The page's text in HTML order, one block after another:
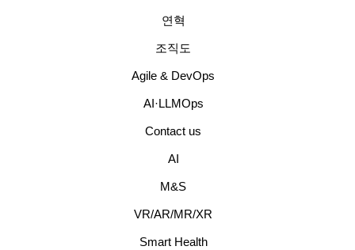
연혁
조직도
Agile & DevOps
AI·LLMOps
Contact us
AI
M&S
VR/AR/MR/XR
Smart Health